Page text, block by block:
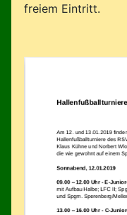
freiem Eintritt.